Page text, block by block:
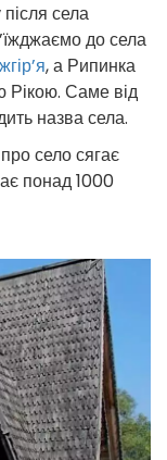
села
до села
, а Рипинка
Рікою. Саме від
назва села.
село сягає
понад 1000